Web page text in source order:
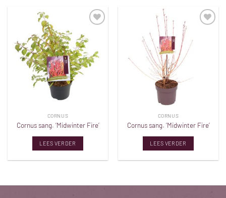
aan
verlanglijst
CORNUS
Cornus sang. ‘Midwinter Fire’
LEES VERDER
verlanglijst
CORNUS
Cornus sang. ‘Midwinter Fire’
LEES VERDER